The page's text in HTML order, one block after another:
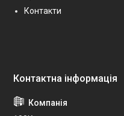
Контакти